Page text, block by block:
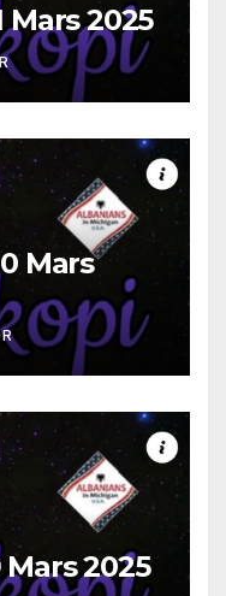
Mars 2025
Mars
2025